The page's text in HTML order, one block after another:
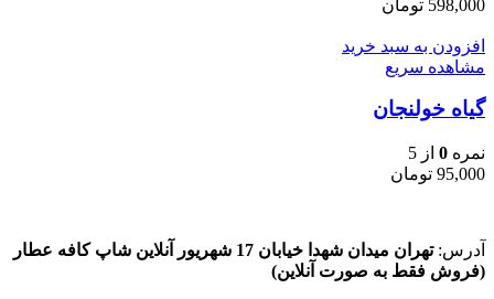
598,000 تومان
افزودن به سبد خرید
مشاهده سریع
گیاه خولنجان
نمره 0 از 5
95,000 تومان
آدرس:تهران میدان شهدا خیابان 17 شهریور آنلاین شاپ کافه عطار
(فروش فقط به صورت آنلاین)